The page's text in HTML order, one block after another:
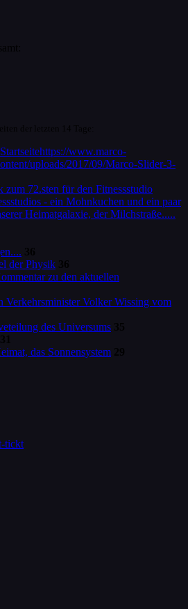
www.marco-
uploads/2017/09/Marco-Slider-3-
zum 72.sten für den Fitnessstudio
- ein Mohnkuchen und ein paar
Heimatgalaxie, der Milchstraße.....
der Physik
zu den aktuellen
Verkehrsminister Volker Wissing vom
des Universums
das Sonnensystem
tickt